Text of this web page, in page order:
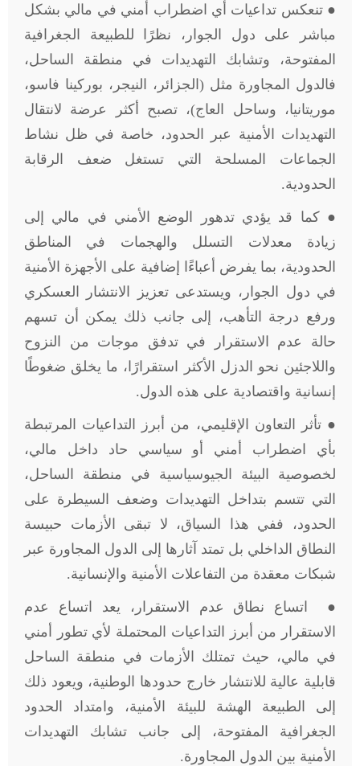
● تنعكس تداعيات أي اضطراب أمني في مالي بشكل
مباشر على دول الجوار، نظرًا للطبيعة الجغرافية
المفتوحة، وتشابك التهديدات في منطقة الساحل،
فالدول المجاورة مثل (الجزائر، النيجر، بوركينا فاسو،
موريتانيا، وساحل العاج)، تصبح أكثر عرضة لانتقال
التهديدات الأمنية عبر الحدود، خاصة في ظل نشاط
الجماعات المسلحة التي تستغل ضعف الرقابة
الحدودية.
● كما قد يؤدي تدهور الوضع الأمني في مالي إلى
زيادة معدلات التسلل والهجمات في المناطق
الحدودية، بما يفرض أعباءًا إضافية على الأجهزة الأمنية
في دول الجوار، ويستدعى تعزيز الانتشار العسكري
ورفع درجة التأهب، إلى جانب ذلك يمكن أن تسهم
حالة عدم الاستقرار في تدفق موجات من النزوح
واللاجئين نحو الدزل الأكثر استقرارًا، ما يخلق ضغوطًا
إنسانية واقتصادية على هذه الدول.
● تأثر التعاون الإقليمي، من أبرز التداعيات المرتبطة
بأي اضطراب أمني أو سياسي حاد داخل مالي،
لخصوصية البيئة الجيوسياسية في منطقة الساحل،
التي تتسم بتداخل التهديدات وضعف السيطرة على
الحدود، ففي هذا السياق، لا تبقى الأزمات حبيسة
النطاق الداخلي بل تمتد آثارها إلى الدول المجاورة عبر
شبكات معقدة من التفاعلات الأمنية والإنسانية.
● اتساع نطاق عدم الاستقرار، يعد اتساع عدم
الاستقرار من أبرز التداعيات المحتملة لأي تطور أمني
في مالي، حيث تمتلك الأزمات في منطقة الساحل
قابلية عالية للانتشار خارج حدودها الوطنية، ويعود ذلك
إلى الطبيعة الهشة للبيئة الأمنية، وامتداد الحدود
الجغرافية المفتوحة، إلى جانب تشابك التهديدات
الأمنية بين الدول المجاورة.